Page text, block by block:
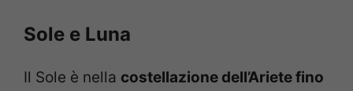
Sole e Luna
Il Sole è nella costellazione dell’Ariete fino